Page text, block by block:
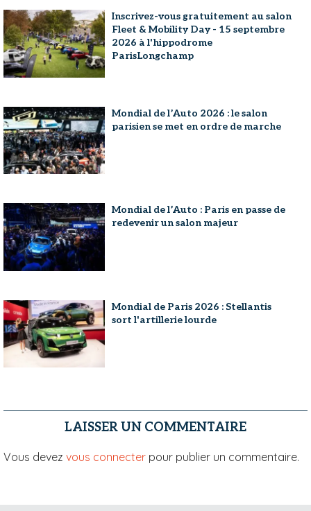
Inscrivez-vous gratuitement au salon
Fleet & Mobility Day - 15 septembre
2026 à l'hippodrome
ParisLongchamp
Mondial de l’Auto 2026 : le salon
parisien se met en ordre de marche
Mondial de l’Auto : Paris en passe de
redevenir un salon majeur
Mondial de Paris 2026 : Stellantis
sort l'artillerie lourde
LAISSER UN COMMENTAIRE
Vous devez vous connecter pour publier un commentaire.